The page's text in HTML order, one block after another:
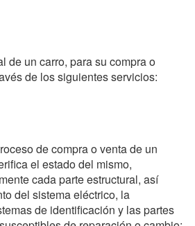
de un carro, para su compra o
de los siguientes servicios:
de compra o venta de un
el estado del mismo,
cada parte estructural, así
del sistema eléctrico, la
de identificación y las partes